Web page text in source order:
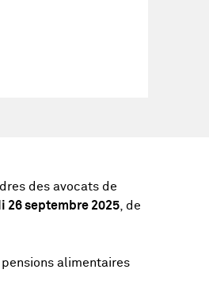
des avocats de
26 septembre 2025, de
alimentaires